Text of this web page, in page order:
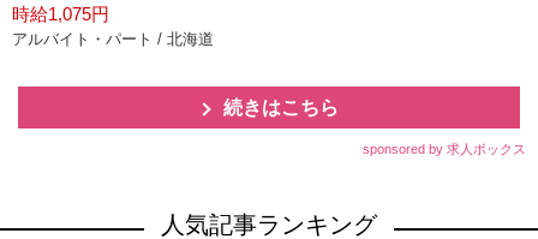
時給1,075円
アルバイト・パート / 北海道
続きはこちら
sponsored by 求人ボックス
人気記事ランキング